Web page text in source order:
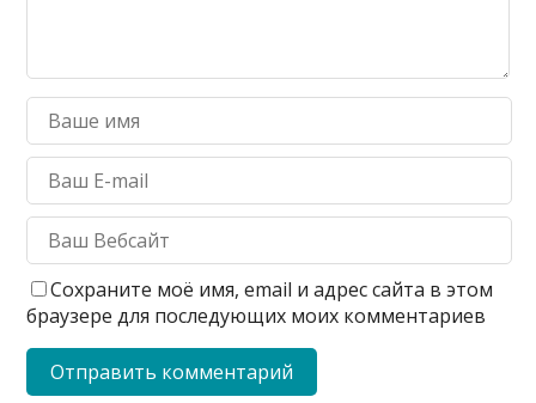
Сохраните моё имя, email и адрес сайта в этом
браузере для последующих моих комментариев